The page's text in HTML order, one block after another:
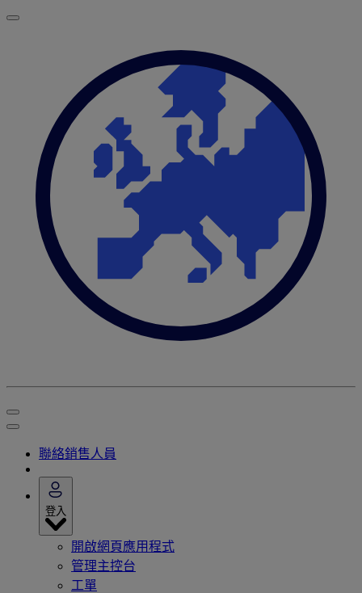
聯絡銷售人員
登入
開啟網頁應用程式
管理主控台
工單